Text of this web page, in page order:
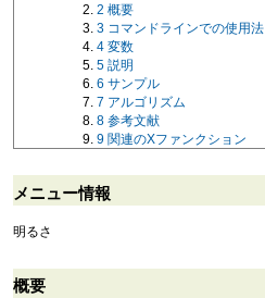
2 概要
3 コマンドラインでの使用法
4 変数
5 説明
6 サンプル
7 アルゴリズム
8 参考文献
9 関連のXファンクション
メニュー情報
明るさ
概要